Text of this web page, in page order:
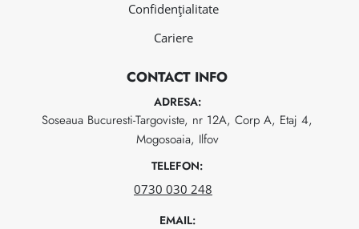
Confidențialitate
Cariere
CONTACT INFO
ADRESA:
Soseaua Bucuresti-Targoviste, nr 12A, Corp A, Etaj 4,
Mogosoaia, Ilfov
TELEFON:
0730 030 248
EMAIL: